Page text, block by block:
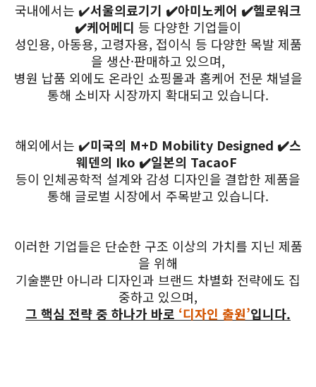
국내에서는 ✔️서울의료기기 ✔️아미노케어 ✔️헬로워크
✔️케어메디 등 다양한 기업들이
성인용, 아동용, 고령자용, 접이식 등 다양한 목발 제품
을 생산·판매하고 있으며,
병원 납품 외에도 온라인 쇼핑몰과 홈케어 전문 채널을
통해 소비자 시장까지 확대되고 있습니다.
해외에서는 ✔️미국의 M+D Mobility Designed ✔️스
웨덴의 Iko ✔️일본의 TacaoF
등이 인체공학적 설계와 감성 디자인을 결합한 제품을
통해 글로벌 시장에서 주목받고 있습니다.
이러한 기업들은 단순한 구조 이상의 가치를 지닌 제품
을 위해
기술뿐만 아니라 디자인과 브랜드 차별화 전략에도 집
중하고 있으며,
그 핵심 전략 중 하나가 바로 ‘디자인 출원’입니다.